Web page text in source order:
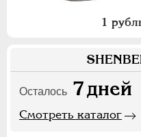
1
Осталось 7дней
Смотреть каталог